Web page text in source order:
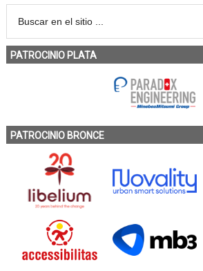
PATROCINIO PLATA
PATROCINIO BRONCE